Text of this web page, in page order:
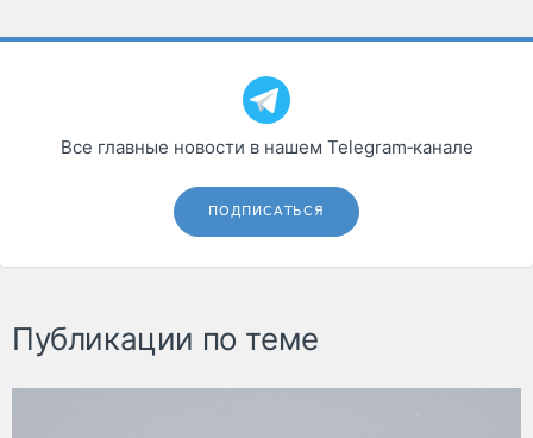
Все главные новости в нашем Telegram‑канале
ПОДПИСАТЬСЯ
Публикации по теме